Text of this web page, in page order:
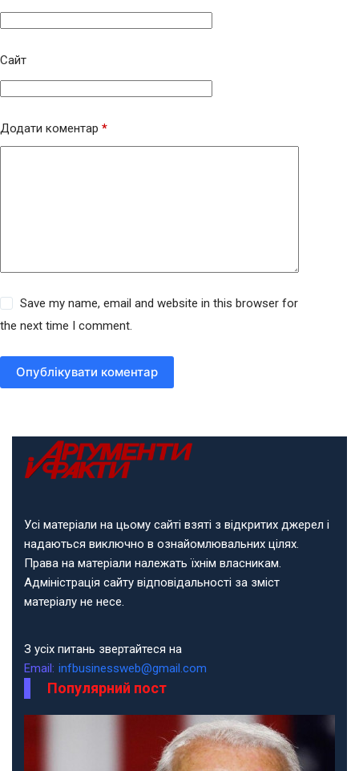
Сайт
Додати коментар *
Save my name, email and website in this browser for
the next time I comment.
Опублікувати коментар
Усі матеріали на цьому сайті взяті з відкритих джерел і
надаються виключно в ознайомлювальних цілях.
Права на матеріали належать їхнім власникам.
Адміністрація сайту відповідальності за зміст
матеріалу не несе.
З усіх питань звертайтеся на
Email: infbusinessweb@gmail.com
Популярний пост